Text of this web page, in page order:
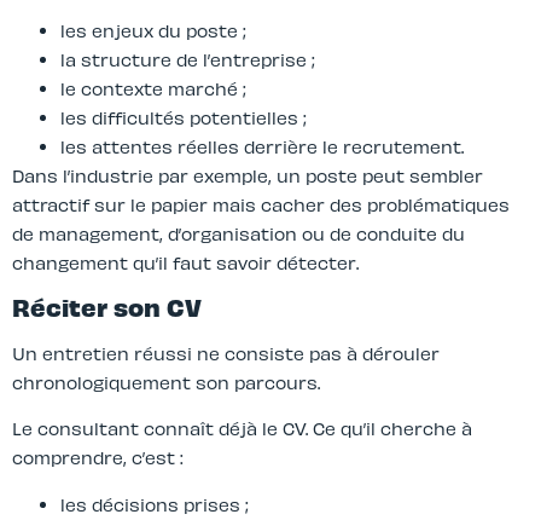
les enjeux du poste ;
la structure de l’entreprise ;
le contexte marché ;
les difficultés potentielles ;
les attentes réelles derrière le recrutement.
Dans l’industrie par exemple, un poste peut sembler
attractif sur le papier mais cacher des problématiques
de management, d’organisation ou de conduite du
changement qu’il faut savoir détecter.
Réciter son CV
Un entretien réussi ne consiste pas à dérouler
chronologiquement son parcours.
Le consultant connaît déjà le CV. Ce qu’il cherche à
comprendre, c’est :
les décisions prises ;